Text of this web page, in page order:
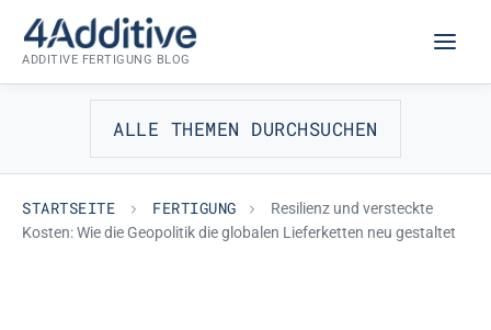
Inhalt
springen
ADDITIVE FERTIGUNG BLOG
ALLE THEMEN DURCHSUCHEN
STARTSEITE FERTIGUNG
Resilienz und versteckte
Kosten: Wie die Geopolitik die globalen Lieferketten neu gestaltet
FERTIGUNG